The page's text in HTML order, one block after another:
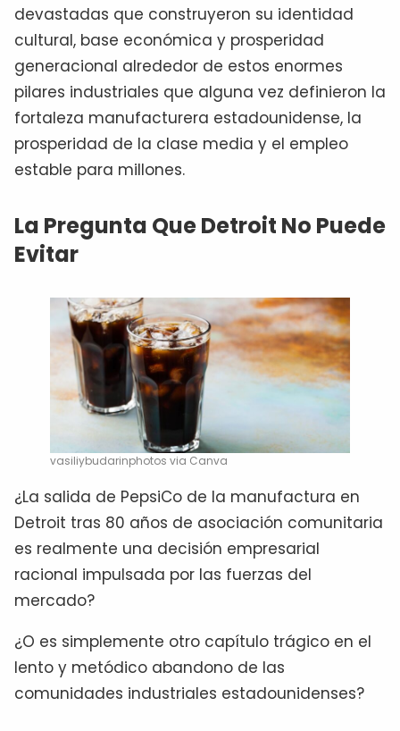
devastadas que construyeron su identidad
cultural, base económica y prosperidad
generacional alrededor de estos enormes
pilares industriales que alguna vez definieron la
fortaleza manufacturera estadounidense, la
prosperidad de la clase media y el empleo
estable para millones.
La Pregunta Que Detroit No Puede
Evitar
vasiliybudarinphotos via Canva
¿La salida de PepsiCo de la manufactura en
Detroit tras 80 años de asociación comunitaria
es realmente una decisión empresarial
racional impulsada por las fuerzas del
mercado?
¿O es simplemente otro capítulo trágico en el
lento y metódico abandono de las
comunidades industriales estadounidenses?